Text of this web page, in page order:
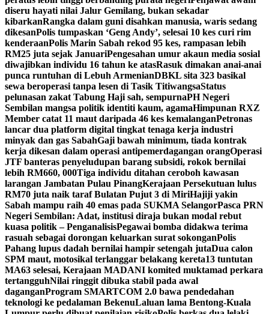
diseru hayati nilai Jalur Gemilang, bukan sekadar
kibarkanRangka dalam guni disahkan manusia, waris sedang
dikesanPolis tumpaskan ‘Geng Andy’, selesai 10 kes curi rim
kenderaanPolis Marin Sabah rekod 95 kes, rampasan lebih
RM25 juta sejak JanuariPengesahan umur akaun media sosial
diwajibkan individu 16 tahun ke atasRasuk dimakan anai-anai
punca runtuhan di Lebuh ArmenianDBKL sita 323 basikal
sewa beroperasi tanpa lesen di Tasik TitiwangsaStatus
pelunasan zakat Tabung Haji sah, sempurnaPH Negeri
Sembilan mangsa politik identiti kaum, agamaHimpunan RXZ
Member catat 11 maut daripada 46 kes kemalanganPetronas
lancar dua platform digital tingkat tenaga kerja industri
minyak dan gas SabahGaji bawah minimum, tiada kontrak
kerja dikesan dalam operasi antipemerdagangan orangOperasi
JTF banteras penyeludupan barang subsidi, rokok bernilai
lebih RM660, 000Tiga individu ditahan ceroboh kawasan
larangan Jambatan Pulau PinangKerajaan Persekutuan lulus
RM70 juta naik taraf Bulatan Pujut 3 di MiriHajiji yakin
Sabah mampu raih 40 emas pada SUKMA SelangorPasca PRN
Negeri Sembilan: Adat, institusi diraja bukan modal rebut
kuasa politik – PenganalisisPegawai bomba didakwa terima
rasuah sebagai dorongan keluarkan surat sokonganPolis
Pahang lupus dadah bernilai hampir setengah jutaDua calon
SPM maut, motosikal terlanggar belakang kereta13 tuntutan
MA63 selesai, Kerajaan MADANI komited muktamad perkara
tertangguhNilai ringgit dibuka stabil pada awal
daganganProgram SMARTCOM 2.0 bawa pendedahan
teknologi ke pedalaman BekenuLaluan lama Bentong-Kuala